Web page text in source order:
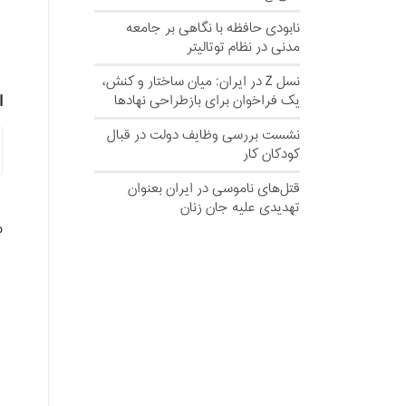
نابودی حافظه با نگاهی بر جامعه
مدنی در نظام توتالیتر
نسل‌ Z در ایران: میان ساختار و کنش،
یک فراخوان برای بازطراحی نهادها
نشست بررسی وظایف دولت در قبال
کودکان کار
قتل‌های ناموسی در ایران بعنوان
تهدیدی علیه جان زنان